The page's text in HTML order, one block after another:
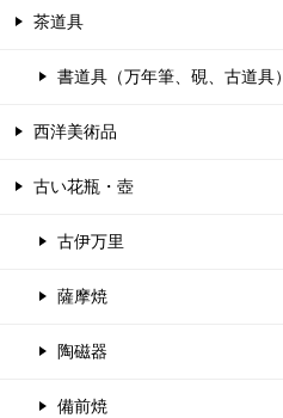
茶道具
書道具（万年筆、硯、古道具）
西洋美術品
古い花瓶・壺
古伊万里
薩摩焼
陶磁器
備前焼